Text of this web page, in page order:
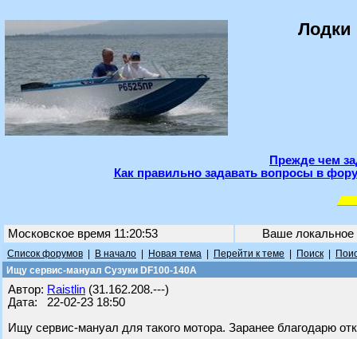
Лодки
Прежде чем
Как правильно задавать вопросы в
Московское время 11:20:53 Ваше
Список форумов В начало Новая тема Перейти к теме Поиск
Ищу сервис-мануал Сузуки DF100-140A
Автор: Raistlin (31.162.208.---)
Дата: 22-02-23 18:50
Ищу сервис-мануал для такого мотора. Заранее благодарю